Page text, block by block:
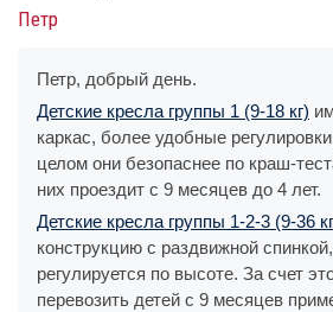
Петр
Петр, добрый день.
Детские кресла группы 1 (9-18 кг)
каркас, более удобные
целом они безопаснее по краш-
них проездит с 9 месяцев до 4 лет.
Детские кресла группы 1-2-3 (9-36
конструкцию с раздвижной
регулируется по высоте. За счет
перевозить детей с 9 месяцев